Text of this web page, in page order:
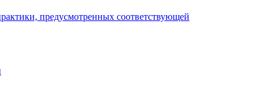
предусмотренных соответствующей